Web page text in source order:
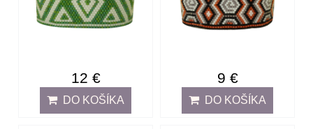
12 €
DO KOŠÍKA
9 €
DO KOŠÍKA